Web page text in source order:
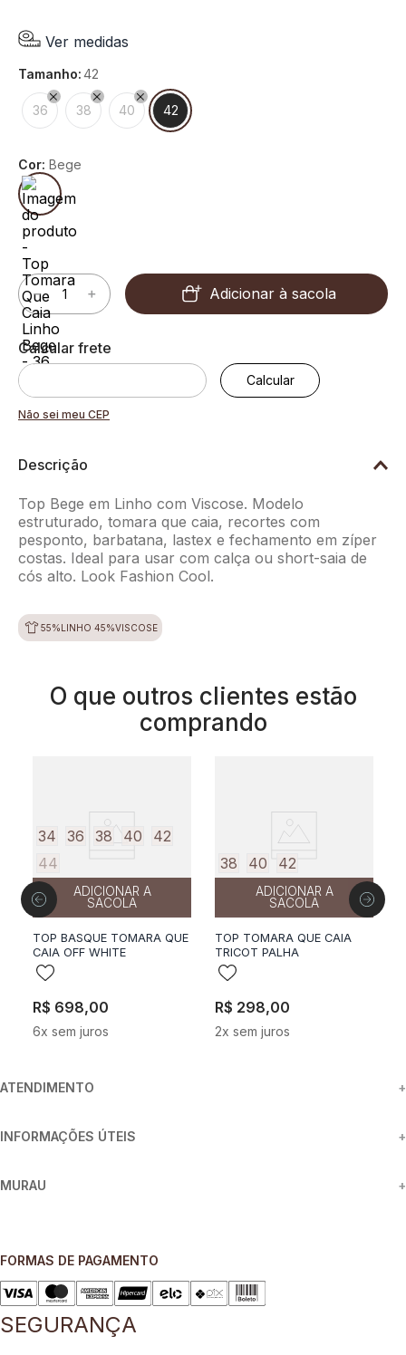
Ver medidas
tamanho:42
36 38 40 42
Cor: Bege
＋
－ Adicionar à sacola
Não sei meu CEP
Descrição
Top Bege em Linho com Viscose. Modelo
estruturado, tomara que caia, recortes com
pesponto, barbatana, lastex e fechamento em zíper
costas. Ideal para usar com calça ou short-saia de
cós alto. Look Fashion Cool.
55%LINHO 45%VISCOSE
O que outros clientes estão
comprando
34 36 38 40
42
44
ADICIONAR A
SACOLA
TOP BASQUE TOMARA QUE
CAIA OFF WHITE
R$ 698,00
6x sem juros
38 40 42
ADICIONAR A
SACOLA
TOP TOMARA QUE CAIA
TRICOT PALHA
R$ 298,00
2x sem juros
ATENDIMENTO +
INFORMAÇÕES ÚTEIS +
MURAU +
FORMAS DE PAGAMENTO
SEGURANÇA